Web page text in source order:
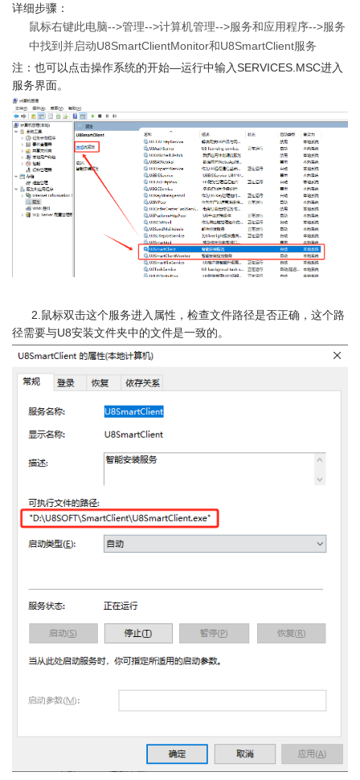
详细步骤：
鼠标右键此电脑-->管理-->计算机管理-->服务和应用程序-->服务
中找到并启动U8SmartClientMonitor和U8SmartClient服务
注：也可以点击操作系统的开始—运行中输入SERVICES.MSC进入
服务界面。
2.鼠标双击这个服务进入属性，检查文件路径是否正确，这个路
径需要与U8安装文件夹中的文件是一致的。